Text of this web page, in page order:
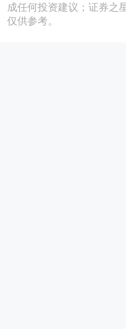
成任何投资建议；证券之
仅供参考。